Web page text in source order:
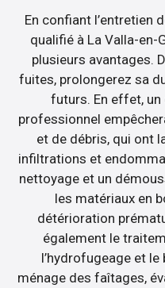
En confiant l’entretien
qualifié à La Valla-
plusieurs avantages.
fuites, prolongerez sa
futurs. En effet, un
professionnel
et de débris, qui ont
infiltrations et
nettoyage et un
les matériaux en
détérioration
également le
l’hydrofugeage et
ménage des faîtages,